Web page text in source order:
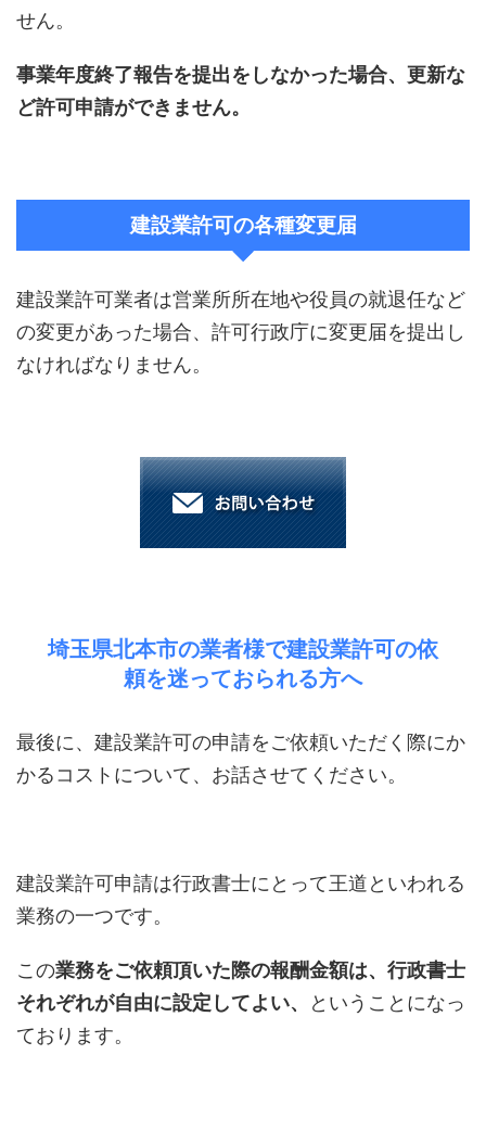
せん。
事業年度終了報告を提出をしなかった場合、更新な
ど許可申請ができません。
建設業許可の各種変更届
建設業許可業者は営業所所在地や役員の就退任など
の変更があった場合、許可行政庁に変更届を提出し
なければなりません。
埼玉県北本市の業者様で建設業許可の依
頼を迷っておられる方へ
最後に、建設業許可の申請をご依頼いただく際にか
かるコストについて、お話させてください。
建設業許可申請は行政書士にとって王道といわれる
業務の一つです。
この業務をご依頼頂いた際の報酬金額は、行政書士
それぞれが自由に設定してよい、
ということになっ
ております。